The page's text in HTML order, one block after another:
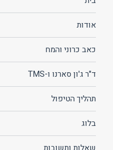
אודות
כאב כרוני והמח
ד"ר ג'ון סארנו ו-TMS
תהליך הטיפול
בלוג